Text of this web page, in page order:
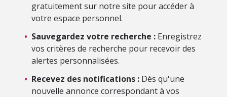
gratuitement sur notre site pour accéder à
votre espace personnel.
• Sauvegardez votre recherche : Enregistrez
vos critères de recherche pour recevoir des
alertes personnalisées.
• Recevez des notifications : Dès qu'une
nouvelle annonce correspondant à vos